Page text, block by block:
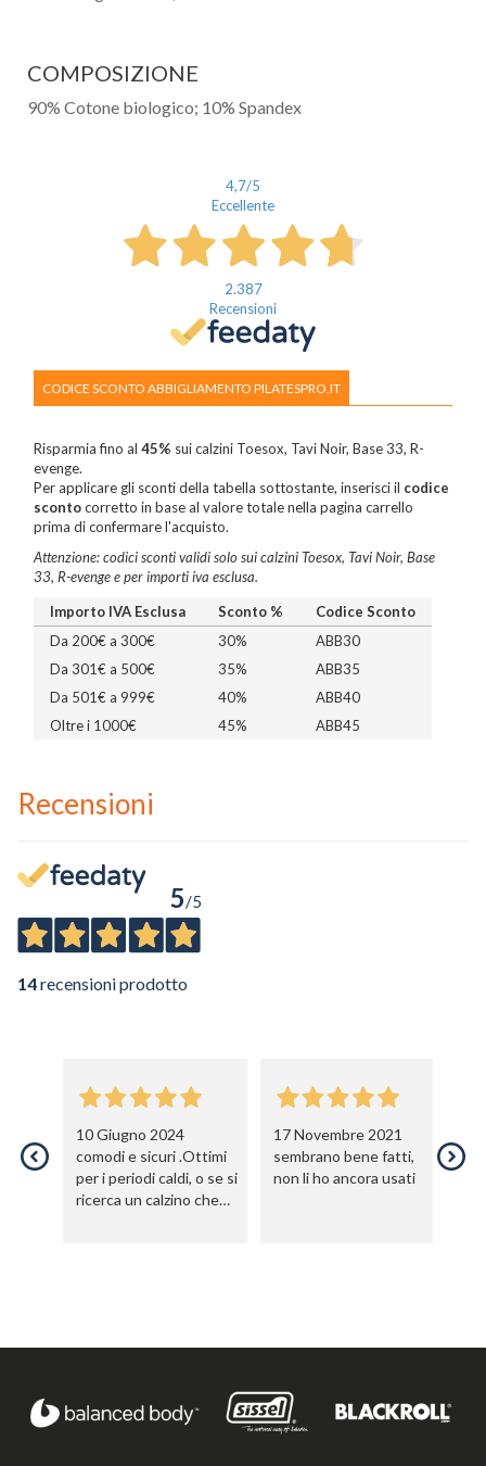
COMPOSIZIONE
90% Cotone biologico; 10% Spandex
4,7/5
Eccellente
2.387
Recensioni
CODICE SCONTO ABBIGLIAMENTO PILATESPRO.IT
Risparmia fino al 45% sui calzini Toesox, Tavi Noir, Base 33, R-
evenge.
Per applicare gli sconti della tabella sottostante, inserisci il codice
scontocorretto in base al valore totale nella pagina carrello
prima di confermare l'acquisto.
Attenzione: codici sconti validi solo sui calzini Toesox, Tavi Noir, Base
33, R-evenge e per importi iva esclusa.
Importo IVA Esclusa
Sconto %
Codice Sconto
Da 200€ a 300€
30%
ABB30
Da 301€ a 500€
35%
ABB35
Da 501€ a 999€
40%
ABB40
Oltre i 1000€
45% ABB45
Recensioni
5/5
14recensioni prodotto
10 Giugno 2024
comodi e sicuri .Ottimi
per i periodi caldi, o se si
ricerca un calzino che
17 Novembre 2021
sembrano bene fatti,
non li ho ancora usati